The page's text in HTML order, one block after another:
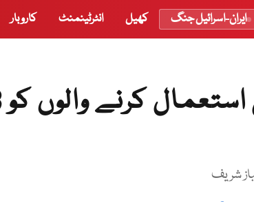
ایران-اسرائیل جنگ کھیل انٹرٹینمنٹ کاروبار